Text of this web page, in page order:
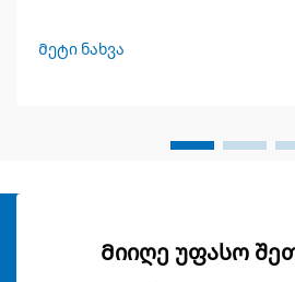
Მეტი ნახვა
Მიიღე უფასო